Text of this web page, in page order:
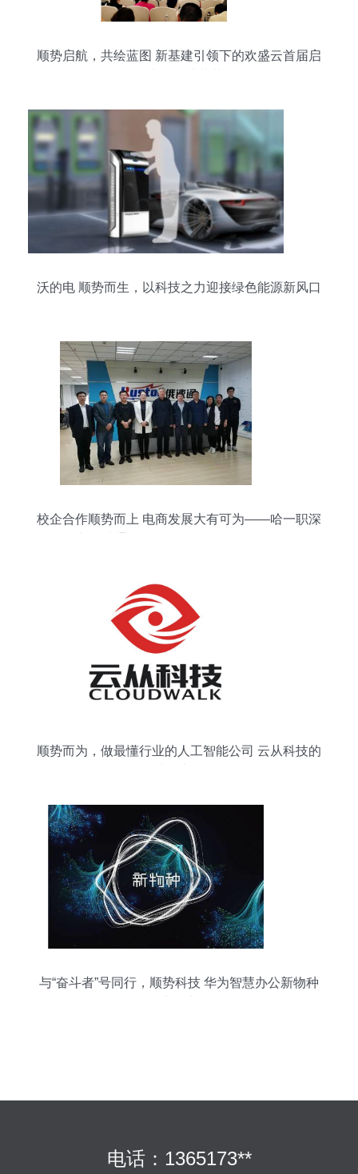
顺势启航，共绘蓝图 新基建引领下的欢盛云首届启
沃的电 顺势而生，以科技之力迎接绿色能源新风口
校企合作顺势而上 电商发展大有可为——哈一职深
顺势而为，做最懂行业的人工智能公司 云从科技的
与“奋斗者”号同行，顺势科技 华为智慧办公新物种
电话：1365173**